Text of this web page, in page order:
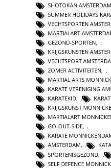
SHOTOKAN AMSTERDAM
SUMMER HOLIDAYS
VECHTSPORTEN
MARTIALART
GEZOND-SPORTEN
KRIJGSKUNSTEN
VECHTSPORT
ZOMER ACTIVITEITEN
MARTIAL ARTS
KARATE VERENIGING
KARATEKID,
KRIJGSKUNST
MARTIALART
GO-OUT-SIDE,
KARATE
AMSTERDAM, KATA
SPORTENISGEZOND
SELF DEFENCE